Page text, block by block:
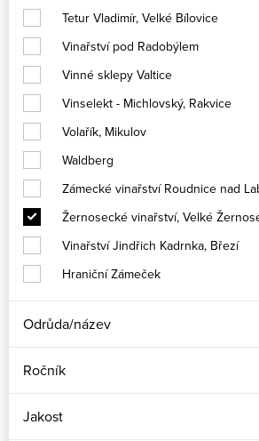
Tetur Vladimír, Velké Bílovice
Vinařství pod Radobýlem
Vinné sklepy Valtice
Vinselekt - Michlovský, Rakvice
Volařík, Mikulov
Waldberg
Zámecké vinařství Roudnice nad
Žernosecké vinařství, Velké
Vinařství Jindřich Kadrnka, Březí
Hraniční Zámeček
Odrůda/název
Ročník
Jakost